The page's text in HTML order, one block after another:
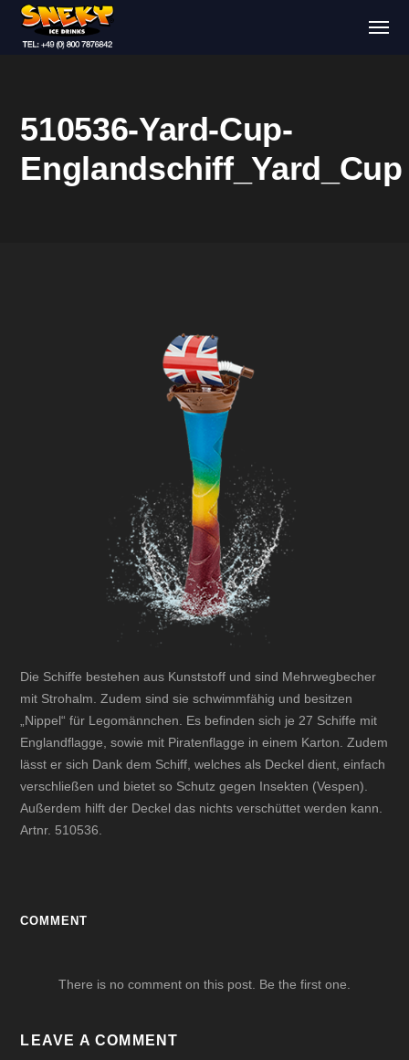
510536-Yard-Cup-
Englandschiff_Yard_Cup
Die Schiffe bestehen aus Kunststoff und sind Mehrwegbecher
mit Strohalm. Zudem sind sie schwimmfähig und besitzen
„Nippel“ für Legomännchen. Es befinden sich je 27 Schiffe mit
Englandflagge, sowie mit Piratenflagge in einem Karton. Zudem
lässt er sich Dank dem Schiff, welches als Deckel dient, einfach
verschließen und bietet so Schutz gegen Insekten (Vespen).
Außerdem hilft der Deckel das nichts verschüttet werden kann.
Artnr. 510536.
COMMENT
There is no comment on this post. Be the first one.
LEAVE A COMMENT